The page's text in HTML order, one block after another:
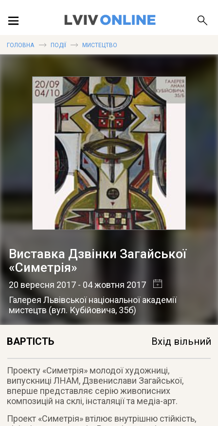
ПУБЛІКАЦІЇ
ДОВІДКА
ГОЛОВНА ПОДІЇ МИСТЕЦТВО
Виставка Дзвінки Загайської
«Симетрія»
20 вересня 2017- 04 жовтня 2017
Галерея Львівської національної академії
мистецтв (вул. Кубійовича, 35б)
ВАРТІСТЬ Вхід вільний
Проекту «Симетрія» молодої художниці,
випускниці ЛНАМ, Дзвенислави Загайської,
вперше представляє серію живописних
композицій на склі, інсталяції та медіа-арт.
Проект «Симетрія» втілює внутрішню стійкість,